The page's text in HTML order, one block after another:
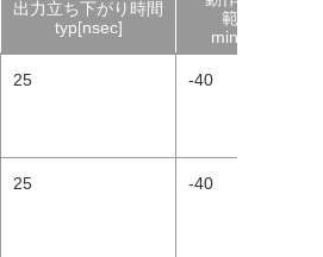
出力立ち下がり時間
typ[nsec]
範囲
min[°C]
25 -40
25 -40